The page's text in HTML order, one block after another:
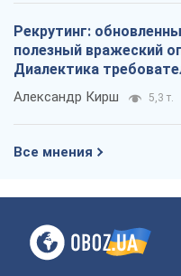
Рекрутинг:
полезный вражеский
Диалектика
Александр Кирш 5,3 т.
Все мнения